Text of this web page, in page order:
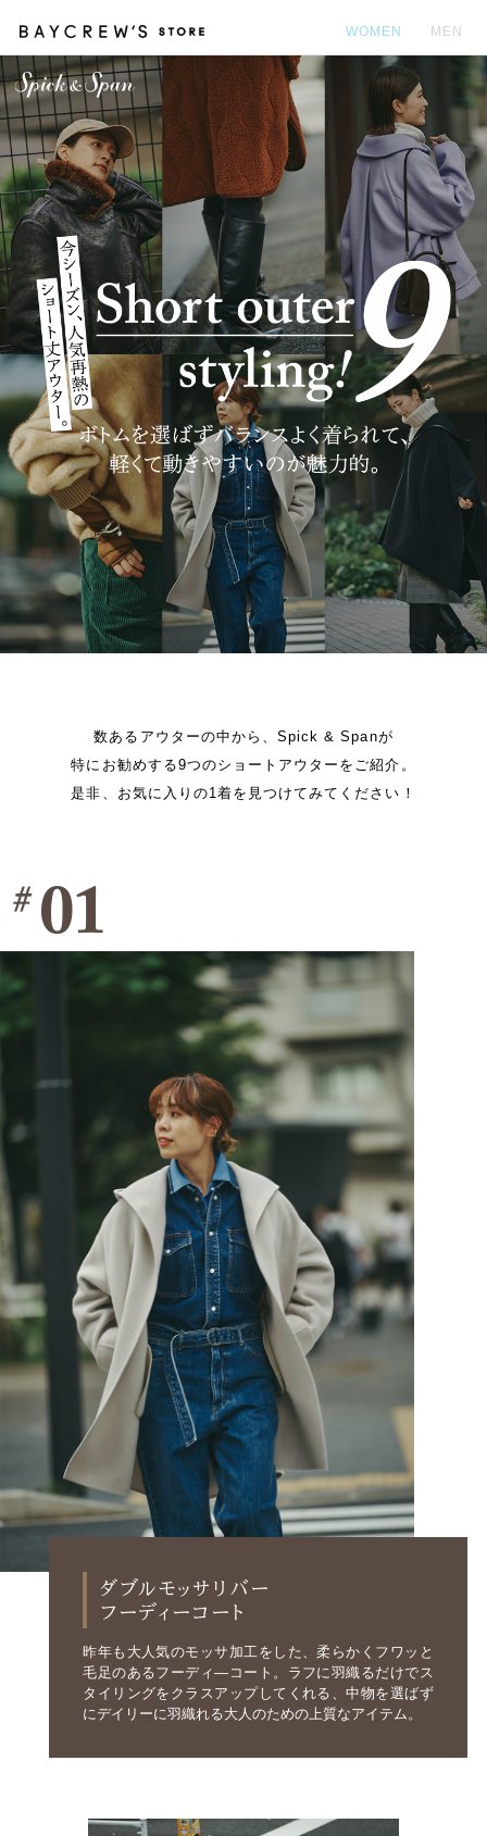
WOMEN MEN
数あるアウターの中から、Spick & Spanが
特にお勧めする9つのショートアウターをご紹介。
是非、お気に入りの1着を見つけてみてください！
ダブルモッサリバー
フーディーコート
昨年も大人気のモッサ加工をした、柔らかくフワッと
毛足のあるフーディ―コート。ラフに羽織るだけでス
タイリングをクラスアップしてくれる、中物を選ばず
にデイリーに羽織れる大人のための上質なアイテム。